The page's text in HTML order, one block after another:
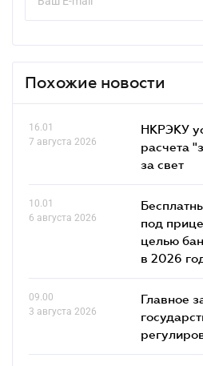
Похожие новости
16.01
7 августа 2026
НКРЭКУ
расчета
за свет
10.01
6 августа 2026
под
целью
в 2026
09.00
3 августа 2026
Главное